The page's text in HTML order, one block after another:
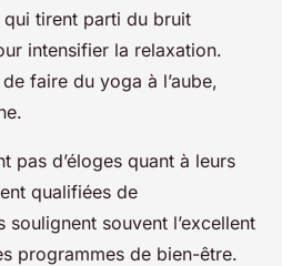
tirent parti du bruit
intensifier la relaxation.
faire du yoga à l’aube,
pas d’éloges quant à leurs
qualifiées de
souvent l’excellent
programmes de bien-être.